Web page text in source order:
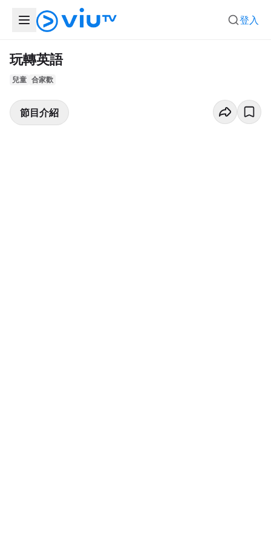
登入
玩轉英語
兒童 合家歡
節目介紹